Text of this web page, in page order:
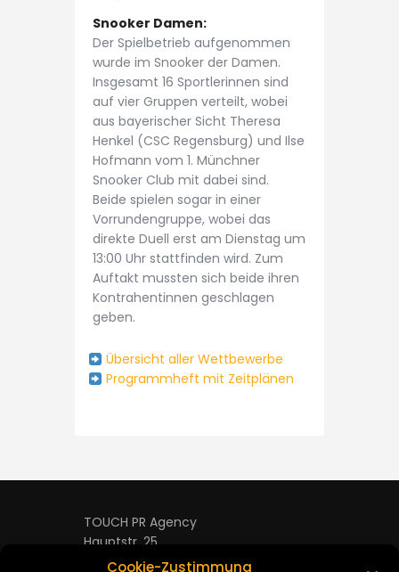
Cookie-Zustimmung
Snooker Damen:
Der Spielbetrieb aufgenommen
wurde im Snooker der Damen.
Insgesamt 16 Sportlerinnen sind
auf vier Gruppen verteilt, wobei
aus bayerischer Sicht Theresa
Henkel (CSC Regensburg) und Ilse
Hofmann vom 1. Münchner
Snooker Club mit dabei sind.
Beide spielen sogar in einer
Vorrundengruppe, wobei das
direkte Duell erst am Dienstag um
13:00 Uhr stattfinden wird. Zum
Auftakt mussten sich beide ihren
Kontrahentinnen geschlagen
geben.
Übersicht aller Wettbewerbe
Programmheft mit Zeitplänen
TOUCH PR Agency
Hauptstr. 25
D-63928 Eichenbuehl